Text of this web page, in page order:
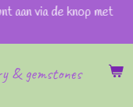
& gemstones
aan via de knop met